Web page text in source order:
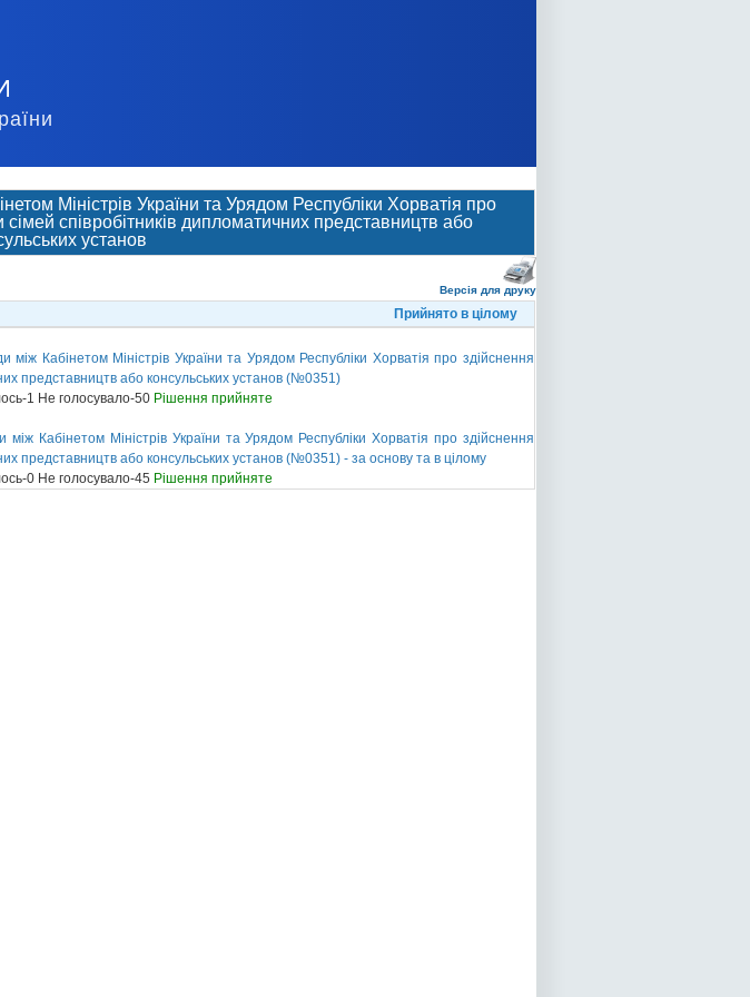
Міністрів України та Урядом Республіки Хорватія про
співробітників дипломатичних представництв або
установ
Версія для друку
Прийнято в цілому
Кабінетом Міністрів України та Урядом Республіки Хорватія про здійснення
представництв або консульських установ (№0351)
1 Не голосувало-50 Рішення прийняте
Кабінетом Міністрів України та Урядом Республіки Хорватія про здійснення
представництв або консульських установ (№0351) - за основу та в цілому
0 Не голосувало-45 Рішення прийняте